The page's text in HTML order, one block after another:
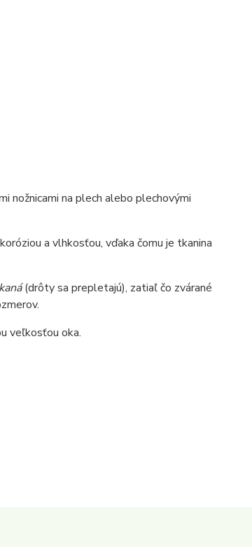
nožnicami na plech alebo plechovými
a vlhkosťou, vďaka čomu je tkanina
(drôty sa prepletajú), zatiaľ čo zvárané
veľkosťou oka.